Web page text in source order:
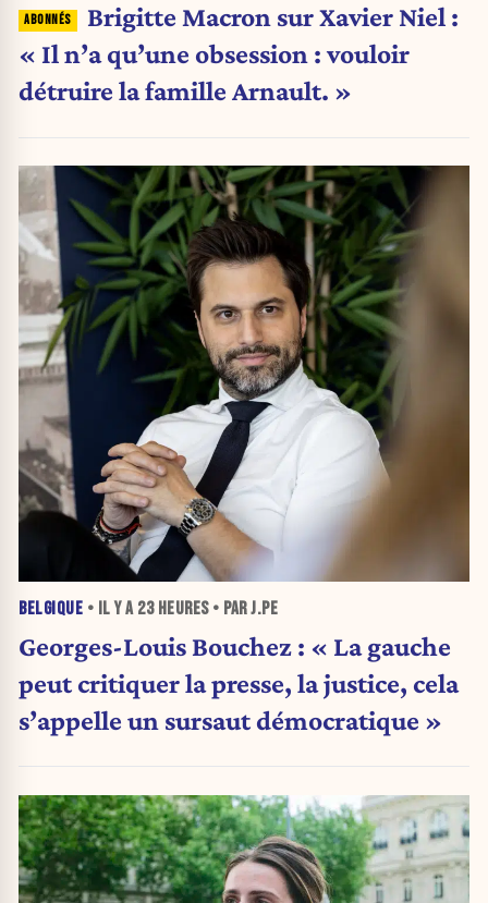
Brigitte Macron sur Xavier Niel :
« Il n’a qu’une obsession : vouloir
détruire la famille Arnault. »
BELGIQUE • IL Y A 23 HEURES• PAR J.PE
Georges-Louis Bouchez : « La gauche
peut critiquer la presse, la justice, cela
s’appelle un sursaut démocratique »